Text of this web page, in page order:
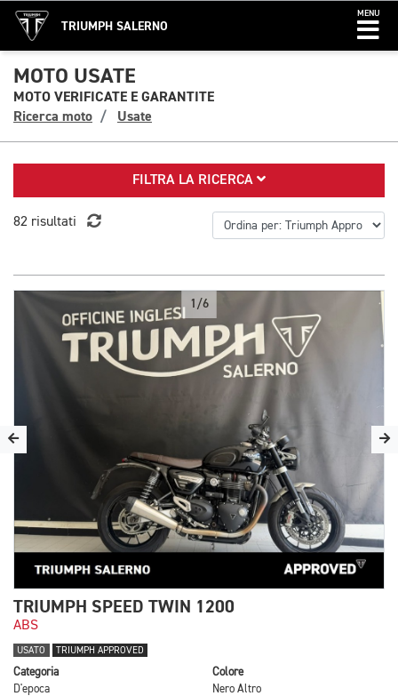
TRIUMPH SALERNO
MENU
MOTO USATE
MOTO VERIFICATE E GARANTITE
Ricerca moto
Usate
FILTRA LA RICERCA
82 risultati
1/6
TRIUMPH SPEED TWIN 1200
ABS
USATO TRIUMPH APPROVED
Categoria
D'epoca
Colore
Nero Altro